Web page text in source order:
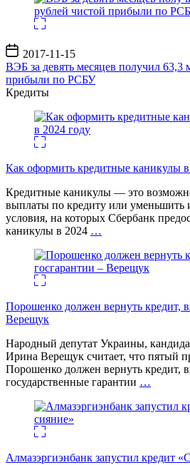
Дата
записи
2017-11-15
ВЭБ за девять месяцев получил 63,3
прибыли по РСБУ
Кредиты
Как оформить кредитные каникулы
Кредитные каникулы — это
выплаты по кредиту или уменьшить
условия, на которых Сбербанк
каникулы в 2024 …
Порошенко должен вернуть кредит,
Верещук
Народный депутат Украины,
Ирина Верещук считает, что пятый
Порошенко должен вернуть кредит,
государственные гарантии …
Алмазэргиэнбанк запустил кредит